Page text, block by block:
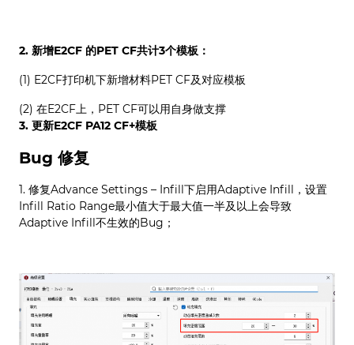
2. 新增E2CF 的PET CF共计3个模板：
(1) E2CF打印机下新增材料PET CF及对应模板
(2) 在E2CF上，PET CF可以用自身做支撑
3. 更新E2CF PA12 CF+模板
Bug 修复
1. 修复Advance Settings – Infill下启用Adaptive Infill，设置
Infill Ratio Range最小值大于最大值一半及以上会导致
Adaptive Infill不生效的Bug；